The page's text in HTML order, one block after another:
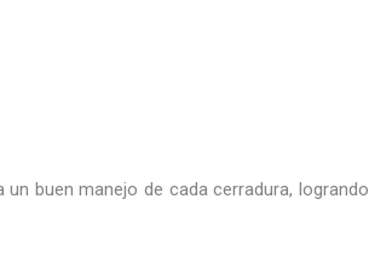
buen manejo de cada cerradura, logrando